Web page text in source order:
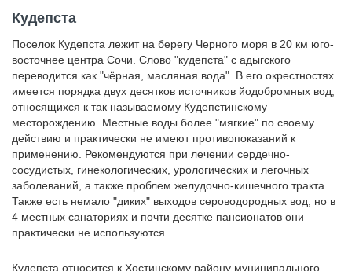
Кудепста
Поселок Кудепста лежит на берегу Черного моря в 20 км юго-
восточнее центра Сочи. Слово "кудепста" с адыгского
переводится как "чёрная, масляная вода". В его окрестностях
имеется порядка двух десятков источников йодобромных вод,
относящихся к так называемому Кудепстинскому
месторождению. Местные воды более "мягкие" по своему
действию и практически не имеют противопоказаний к
применению. Рекомендуются при лечении сердечно-
сосудистых, гинекологических, урологических и легочных
заболеваний, а также проблем желудочно-кишечного тракта.
Также есть немало "диких" выходов сероводородных вод, но в
4 местных санаториях и почти десятке пансионатов они
практически не используются.
Кудепста относится к Хостинскому району муниципального